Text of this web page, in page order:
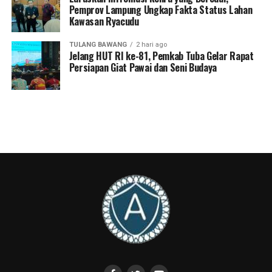
kualitas sumber daya manusia, khususnya di bidang
pendidikan dan literasi digital.
Menurut Komang Koheri, perkembangan teknologi
kecerdasan buatan atau Artificial Intelligence (AI) telah
membuka berbagai peluang untuk meningkatkan
Namun demikian, ia mengingatkan bahwa kemajuan
maraknya penyebaran informasi palsu, penyalahgunaan
teknologi, hingga persoalan etika digital. Karena itu,
literasi digital dan pemanfaatan AI secara bertanggung
jawab menjadi hal yang sangat penting untuk terus
Sementara itu, Wakil Gubernur Lampung dr. Jihan
Pemprov Lampung Ungkap Fakta Status Lahan
Kawasan Ryacudu
TULANG BAWANG 2 hari ago
Jelang HUT RI ke-81, Pemkab Tuba Gelar Rapat
Persiapan Giat Pawai dan Seni Budaya